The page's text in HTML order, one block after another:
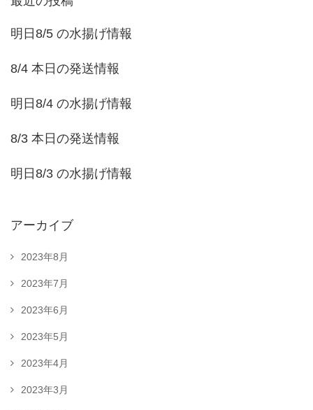
明日8/5 の水揚げ情報
8/4 本日の発送情報
明日8/4 の水揚げ情報
8/3 本日の発送情報
明日8/3 の水揚げ情報
アーカイブ
2023年8月
2023年7月
2023年6月
2023年5月
2023年4月
2023年3月